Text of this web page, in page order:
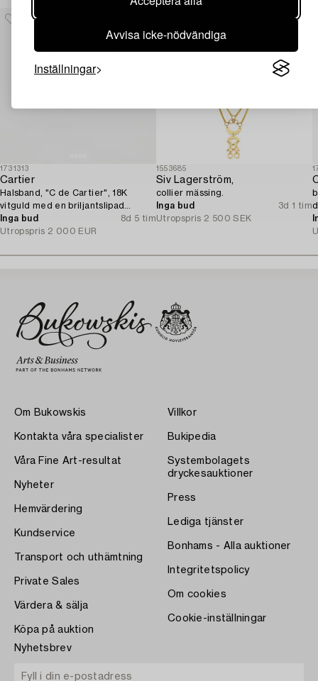
Avvisa icke-nödvändiga
Inställningar
1731313
Cartier
Halsband, "C de Cartier", 18K
vitguld med en briljantslipad
diamant.
Inga bud
8d 5 tim
Utropspris 2 000 EUR
1553685
Siv Lagerström,
collier mässing.
Inga bud
3d 1 tim
Utropspris 2 500 SEK
Om Bukowskis
Kontakta våra specialister
Våra Fine Art-resultat
Nyheter
Hemvärdering
Kundservice
Transport och uthämtning
Private Sales
Värdera & sälja
Köpa på auktion
Villkor
Bukipedia
Systembolagets
dryckesauktioner
Press
Lediga tjänster
Bonhams - Alla auktioner
Integritetspolicy
Om cookies
Cookie-inställningar
Nyhetsbrev